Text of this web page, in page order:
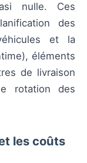
nulle. Ces
des
et la
éléments
de livraison
rotation des
les coûts